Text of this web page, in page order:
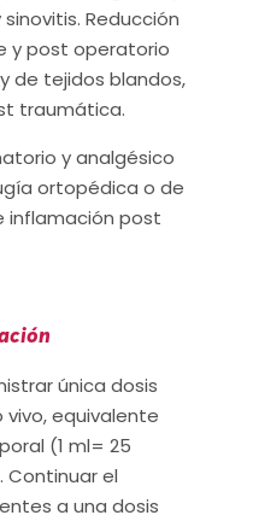
Reducción
y post operatorio
de tejidos blandos,
traumática.
y analgésico
ortopédica o de
inflamación post
única dosis
equivalente
(1 ml= 25
el
a una dosis